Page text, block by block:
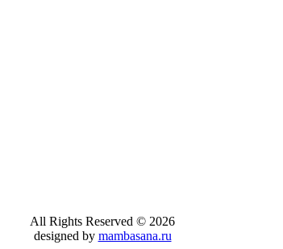
All Rights Reserved © 2026
designed by mambasana.ru